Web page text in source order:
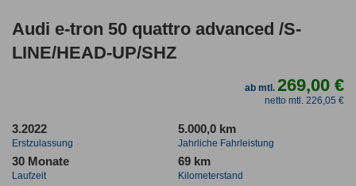
Audi e-tron 50 quattro advanced /S-
LINE/HEAD-UP/SHZ
ab mtl.269,00 €
netto mtl. 226,05 €
3.2022
Erstzulassung
5.000,0 km
Jahrliche Fahrleistung
30 Monate
Laufzeit
69 km
Kilometerstand